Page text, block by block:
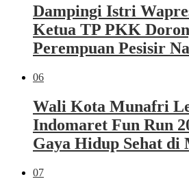
Dampingi Istri
Ketua TP PKK
Perempuan Pesisir
06
Wali Kota Munafri
Indomaret Fun Run
Gaya Hidup Sehat di
07